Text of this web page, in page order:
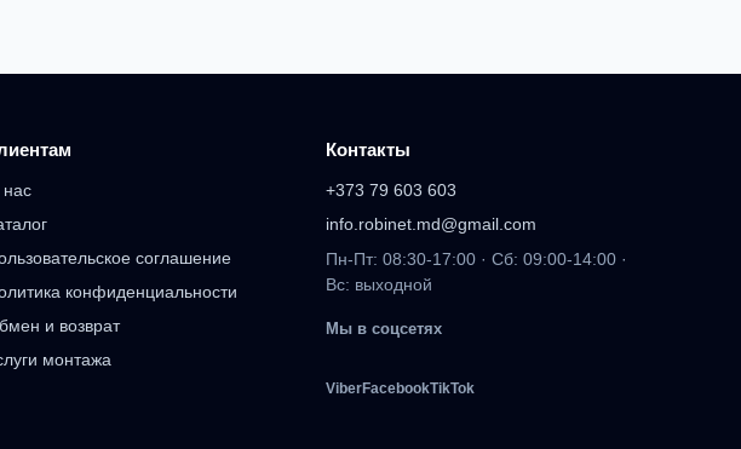
соглашение
конфиденциальности
и возврат
монтажа
Контакты
+373 79 603 603
info.robinet.md@gmail.com
Пн-Пт: 08:30-17:00 · Сб: 09:00-14:00 ·
Вс: выходной
Мы в соцсетях
ViberFacebookTikTok